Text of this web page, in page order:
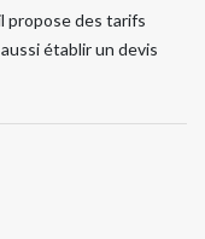
propose des tarifs
établir un devis